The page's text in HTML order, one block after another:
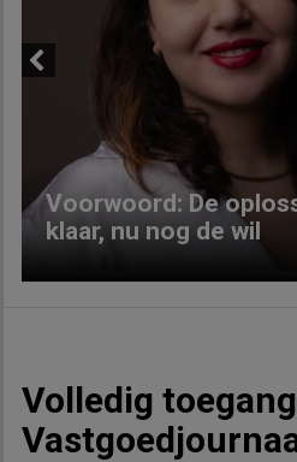
Voorwoord: De
klaar, nu nog de wil
Volledig